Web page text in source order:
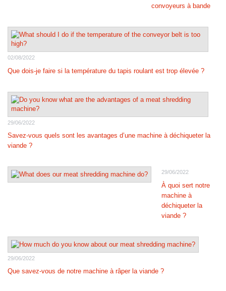
convoyeurs à bande
02/08/2022
Que dois-je faire si la température du tapis roulant est trop élevée ?
29/06/2022
Savez-vous quels sont les avantages d’une machine à déchiqueter la
viande ?
29/06/2022
À quoi sert notre
machine à
déchiqueter la
viande ?
29/06/2022
Que savez-vous de notre machine à râper la viande ?